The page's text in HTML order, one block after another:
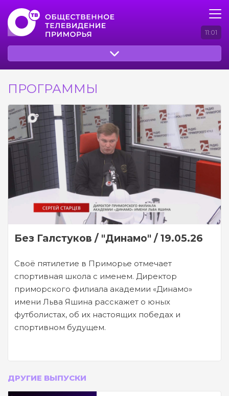
11:01
ПРОГРАММЫ
Без Галстуков / "Динамо" / 19.05.26
Своё пятилетие в Приморье отмечает
спортивная школа с именем. Директор
приморского филиала академии «Динамо»
имени Льва Яшина расскажет о юных
футболистах, об их настоящих победах и
спортивном будущем.
ДРУГИЕ ВЫПУСКИ